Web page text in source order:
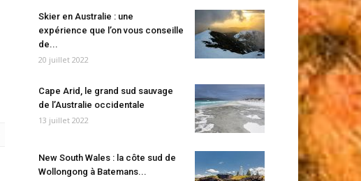
Skier en Australie : une
expérience que l’on vous conseille
de...
20 juillet 2022
Cape Arid, le grand sud sauvage
de l’Australie occidentale
13 juillet 2022
New South Wales : la côte sud de
Wollongong à Batemans...